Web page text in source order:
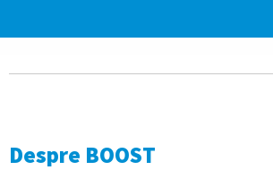
Despre BOOST